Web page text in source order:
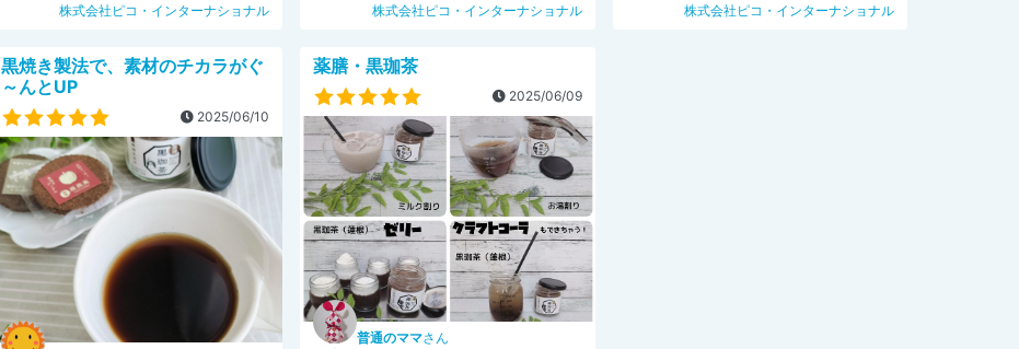
株式会社ピコ・インターナショナル
株式会社ピコ・インターナショナル
株式会社ピコ・インターナショナル
黒焼き製法で、素材のチカラがぐ
～んとUP
2025/06/10
薬膳・黒珈茶
2025/06/09
普通のママさん